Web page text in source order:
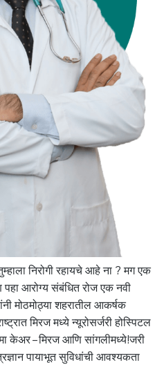
निरोगी रहायचे आहे ना ? मग एक
आरोग्य संबंधित रोज एक नवी
मोठमोठ्या शहरातील आकर्षक
मिरज मध्ये न्यूरोसर्जरी होस्पिटल
केअर – मिरज आणि सांगलीमध्ये!जरी
पायाभूत सुविधांची आवश्यकता